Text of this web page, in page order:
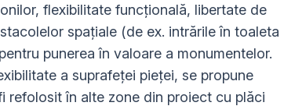
flexibilitate funcţională, libertate de
spaţiale (de ex. intrările în toaleta
punerea în valoare a monumentelor.
a suprafeței pieței, se propune
refolosit în alte zone din proiect cu plăci